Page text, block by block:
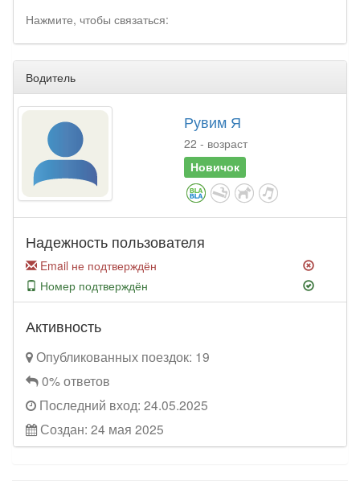
Нажмите, чтобы связаться:
Водитель
Рувим Я
22 - возраст
Новичок
Надежность пользователя
Email не подтверждён
Номер подтверждён
Активность
Опубликованных поездок: 19
0% ответов
Последний вход: 24.05.2025
Создан: 24 мая 2025